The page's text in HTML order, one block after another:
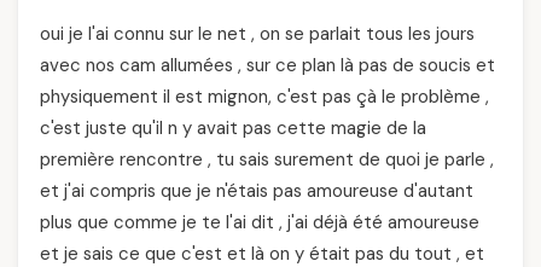
oui je l'ai connu sur le net , on se parlait tous les jours
avec nos cam allumées , sur ce plan là pas de soucis et
physiquement il est mignon, c'est pas çà le problème ,
c'est juste qu'il n y avait pas cette magie de la
première rencontre , tu sais surement de quoi je parle ,
et j'ai compris que je n'étais pas amoureuse d'autant
plus que comme je te l'ai dit , j'ai déjà été amoureuse
et je sais ce que c'est et là on y était pas du tout , et